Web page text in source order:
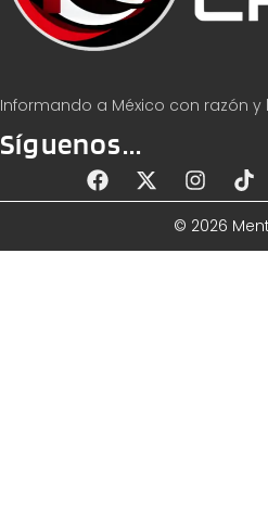
Informando a México con razón y
Síguenos...
© 2026